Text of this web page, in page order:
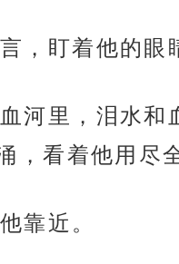
，盯着他的眼
河里，泪水和
，看着他用尽
靠近。